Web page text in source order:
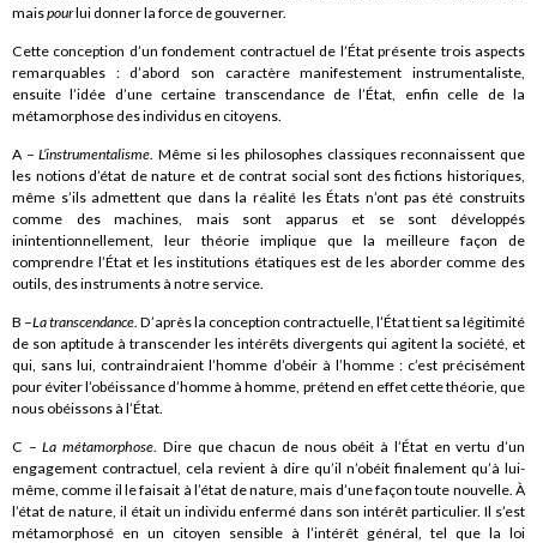
maispourlui donner la force de gouverner.
Cette conception d’un fondement contractuel de l’État présente trois aspects
remarquables : d’abord son caractère manifestement instrumentaliste,
ensuite l’idée d’une certaine transcendance de l’État, enfin celle de la
métamorphose des individus en citoyens.
A –L’instrumentalisme. Même si les philosophes classiques reconnaissent que
les notions d’état de nature et de contrat social sont des fictions historiques,
même s’ils admettent que dans la réalité les États n’ont pas été construits
comme des machines, mais sont apparus et se sont développés
inintentionnellement, leur théorie implique que la meilleure façon de
comprendre l’État et les institutions étatiques est de les aborder comme des
outils, des instruments à notre service.
B –La transcendance. D’après la conception contractuelle, l’État tient sa légitimité
de son aptitude à transcender les intérêts divergents qui agitent la société, et
qui, sans lui, contraindraient l’homme d’obéir à l’homme : c’est précisément
pour éviter l’obéissance d’homme à homme, prétend en effet cette théorie, que
nous obéissons à l’État.
C –La métamorphose. Dire que chacun de nous obéit à l’État en vertu d’un
engagement contractuel, cela revient à dire qu’il n’obéit finalement qu’à lui-
même, comme il le faisait à l’état de nature, mais d’une façon toute nouvelle. À
l’état de nature, il était un individu enfermé dans son intérêt particulier. Il s’est
métamorphosé en un citoyen sensible à l’intérêt général, tel que la loi